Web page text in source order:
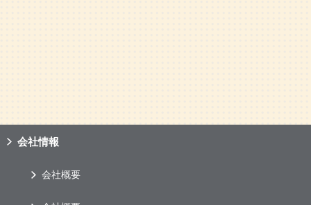
会社情報
会社概要